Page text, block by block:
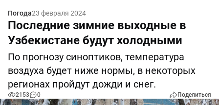
Погода23 февраля 2024
Последние зимние выходные в
Узбекистане будут холодными
По прогнозу синоптиков, температура
воздуха будет ниже нормы, в некоторых
регионах пройдут дожди и снег.
2153 0 Поделиться